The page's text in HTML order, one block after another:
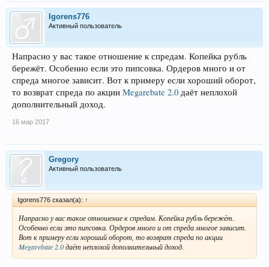
Igorens776
Активный пользователь
Напрасно у вас такое отношение к спредам. Копейка рубль
бережёт. Особенно если это пипсовка. Ордеров много и от
спреда многое зависит. Вот к примеру если хороший оборот,
то возврат спреда по акции Megarebate 2.0 даёт неплохой
дополнительный доход.
16 мар 2017
Gregory
Активный пользователь
Igorens776 сказал(а): ↑
Напрасно у вас такое отношение к спредам. Копейка рубль бережёт.
Особенно если это пипсовка. Ордеров много и от спреда многое зависит.
Вот к примеру если хороший оборот, то возврат спреда по акции
Megarebate 2.0даёт неплохой дополнительный доход.